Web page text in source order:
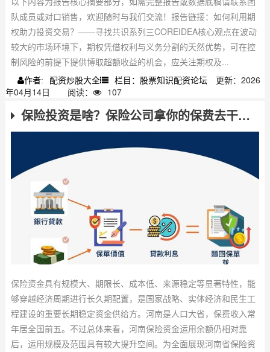
队成员或对口销售，欢迎随时与我们交流！报告链接：如何利用期
权助力投资交易？——寻找共识系列三COREIDEA核心观点在波动
较大的市场环境下，期权凭借权利与义务分割的天然优势，可在控
制风险的前提下提供博取超额收益的机会，应关注期权及...
作者: 配资炒股大全 栏目：股票知识配资论坛
更新：2026
年04月14日
阅读： 107
保险投资是啥？保险公司拿你的保费去干嘛了
保险资金具有规模大、期限长、成本低、来源稳定等显著特性，能
够穿越经济周期进行长久期配置，是国家战略、实体经济和民生工
程建设的重要长期稳定资金供给方。河南是人口大省，保费收入常
年居全国前五。不过总体来看，河南保险资金运用余额仍相对靠
后，运用规模及范围具有较大提升空间。为全面展现河南省保险资